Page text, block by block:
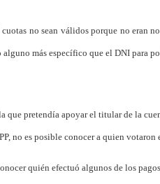
no sean válidos porque no
más específico que el DNI para
que pretendía apoyar el titular de la
no es posible conocer a quien votaron
quién efectuó algunos de los